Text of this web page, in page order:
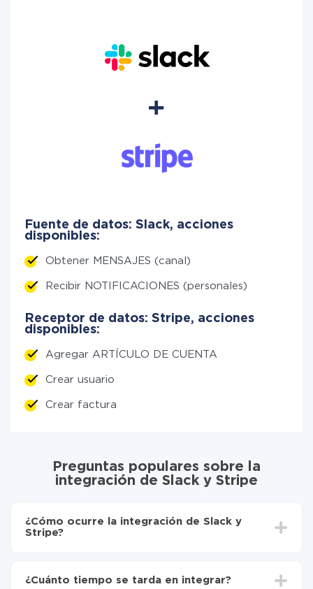
Fuente de datos: Slack, acciones
disponibles:
Obtener MENSAJES (canal)
Recibir NOTIFICACIONES (personales)
Receptor de datos: Stripe, acciones
disponibles:
Agregar ARTÍCULO DE CUENTA
Crear usuario
Crear factura
Preguntas populares sobre la
integración de Slack y Stripe
¿Cómo ocurre la integración de Slack y
Stripe?
Elija qué datos transferir de Slack a Stripe
¿Cuánto tiempo se tarda en integrar?